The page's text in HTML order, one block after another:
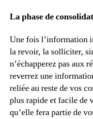
La phase de
Une fois l’information
la revoir, la solliciter,
n’échapperez pas aux
reverrez une
reliée au reste de vos
plus rapide et facile de
qu’elle fera partie de